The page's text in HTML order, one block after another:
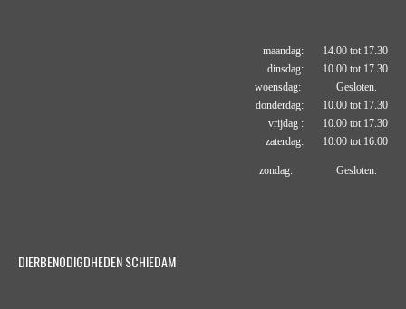
maandag: 14.00 tot 17.30
dinsdag: 10.00 tot 17.30
woensdag: Gesloten.
donderdag: 10.00 tot 17.30
vrijdag : 10.00 tot 17.30
zaterdag: 10.00 tot 16.00
zondag: Gesloten.
DIERBENODIGDHEDEN SCHIEDAM